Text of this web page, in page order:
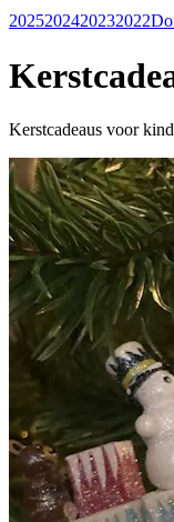
2025202420232022
Kerstcadeaus voor